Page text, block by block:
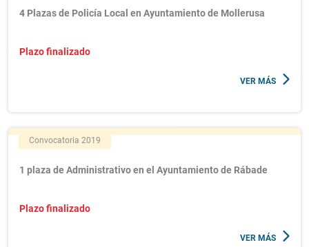
4 Plazas de Policía Local en Ayuntamiento de Mollerusa
Plazo finalizado
VER MÁS
Convocatoria 2019
1 plaza de Administrativo en el Ayuntamiento de Rábade
Plazo finalizado
VER MÁS